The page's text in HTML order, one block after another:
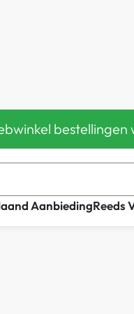
AanbiedingReeds